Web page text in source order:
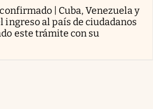
| Cuba, Venezuela y
ingreso al país de ciudadanos
este trámite con su